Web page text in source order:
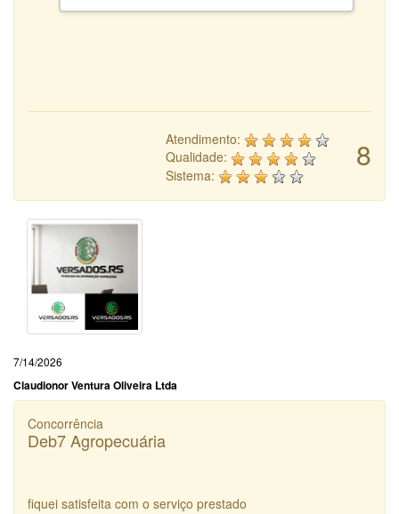
8
Atendimento:
Qualidade:
Sistema:
7/14/2026
Claudionor Ventura Oliveira Ltda
Concorrência
Deb7 Agropecuária
fiquei satisfeita com o serviço prestado